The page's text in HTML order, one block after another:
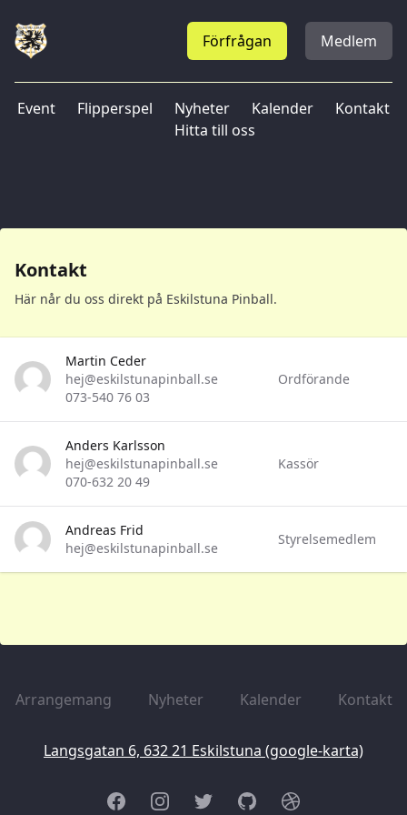
Förfrågan Medlem
Event Flipperspel Nyheter Kalender
Kontakt
Hitta till oss
Kontakt
Här når du oss direkt på Eskilstuna Pinball.
Martin Ceder
hej@eskilstunapinball.se
‭073-540 76 03‬
Ordförande
Anders Karlsson
hej@eskilstunapinball.se
‭070-632 20 49‬
Kassör
Andreas Frid
hej@eskilstunapinball.se
Styrelsemedlem
Arrangemang Nyheter Kalender Kontakt
Langsgatan 6, 632 21 Eskilstuna (google-karta)
FacebookInstagramTwitterGitHubDribbble